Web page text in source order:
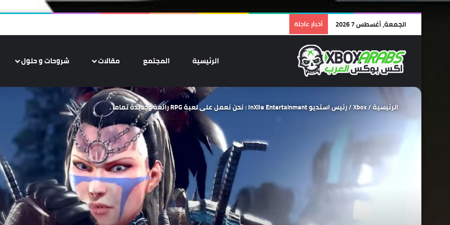
الجمعة, أغسطس 7 2026 أخبار عاجلة
الرئيسية المجتمع مقالات شروحات و حلول
الرئيسية/
Xbox
/رئيس استديو InXile Entertainment : نحن نعمل على لعبة RPG رائعة وجديدة تماماً .